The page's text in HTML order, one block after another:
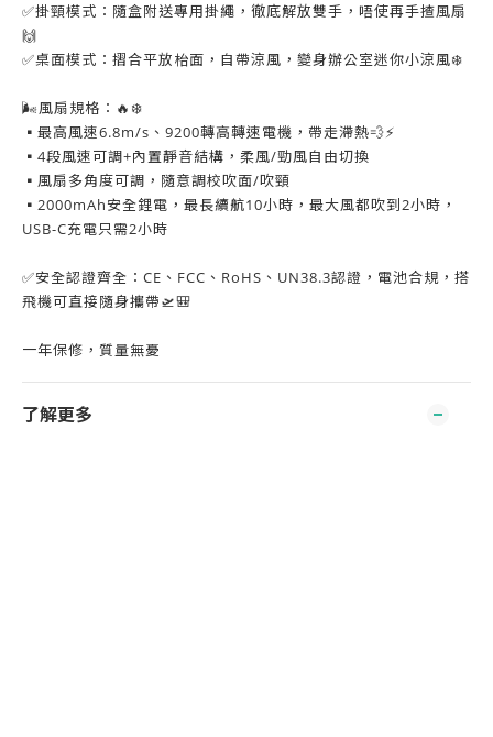
✅掛頸模式：隨盒附送專用掛繩，徹底解放雙手，唔使再手揸風扇
🙌
✅桌面模式：摺合平放枱面，自帶涼風，變身辦公室迷你小涼風❄️
🌬️風扇規格：🔥❄️
▪️最高風速6.8m/s、9200轉高轉速電機，帶走滯熱💨⚡
▪️4段風速可調+內置靜音結構，柔風/勁風自由切換
▪️風扇多角度可調，隨意調校吹面/吹頸
▪️2000mAh安全鋰電，最長續航10小時，最大風都吹到2小時，
USB-C充電只需2小時
✅安全認證齊全：CE、FCC、RoHS、UN38.3認證，電池合規，搭
飛機可直接隨身攜帶🛫🎒
一年保修，質量無憂
了解更多